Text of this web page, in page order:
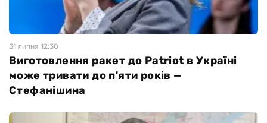
31 липня 12:30
Виготовлення ракет до Patriot в Україні
може тривати до п'яти років —
Стефанішина